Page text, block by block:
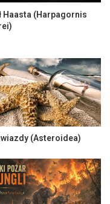
Haasta (Harpagornis
(Asteroidea)